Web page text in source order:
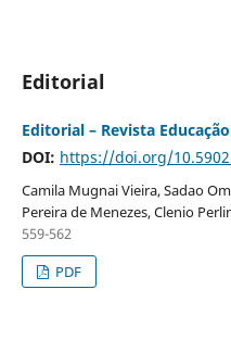
Editorial
Editorial – Revista
DOI: https://doi.org/
Camila Mugnai Vieira, Sadao
Pereira de Menezes, Clenio
559-562
PDF